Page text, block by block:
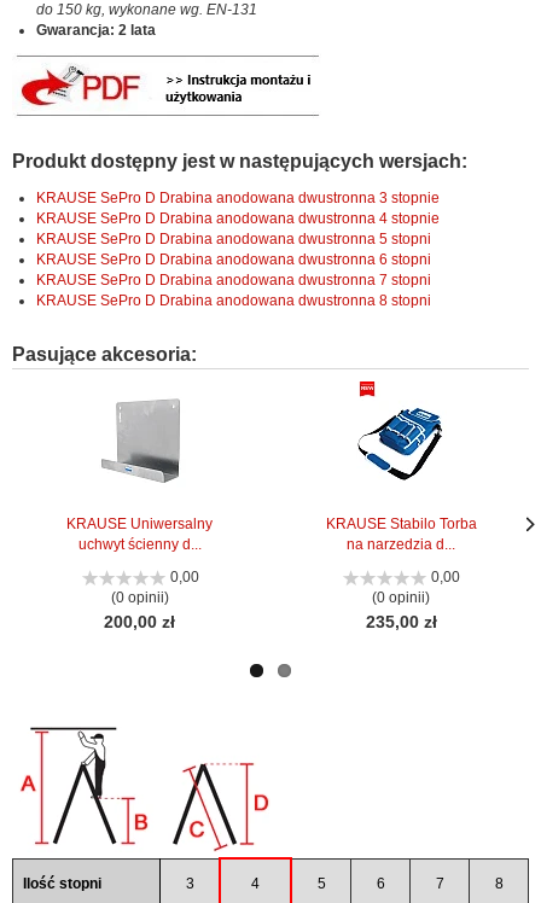
do 150 kg, wykonane wg. EN-131
Gwarancja: 2 lata
Produkt dostępny jest w następujących wersjach:
KRAUSE SePro D Drabina anodowana dwustronna 3 stopnie
KRAUSE SePro D Drabina anodowana dwustronna 4 stopnie
KRAUSE SePro D Drabina anodowana dwustronna 5 stopni
KRAUSE SePro D Drabina anodowana dwustronna 6 stopni
KRAUSE SePro D Drabina anodowana dwustronna 7 stopni
KRAUSE SePro D Drabina anodowana dwustronna 8 stopni
Pasujące akcesoria:
KRAUSE Uniwersalny
uchwyt ścienny d...
0,00
(0 opinii)
200,00 zł
KRAUSE Stabilo Torba
na narzedzia d...
0,00
(0 opinii)
235,00 zł
Ilość stopni 3 4 5 6 7 8